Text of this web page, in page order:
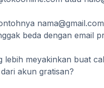
beda dengan email
lebih meyakinkan buat
akun gratisan?